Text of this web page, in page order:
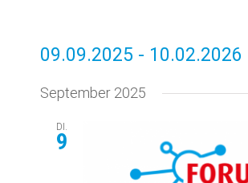
09.09.2025 - 10.02.2026
Datum
September 2025
DI.
9